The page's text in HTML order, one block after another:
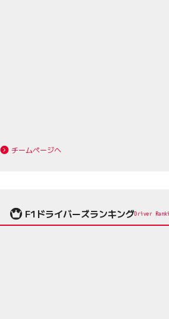
チームページへ
F1ドライバーズランキングDriver